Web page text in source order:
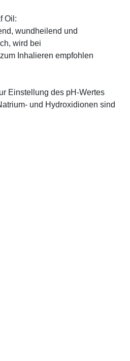
Oil:
wundheilend und
wird bei
Inhalieren empfohlen
Einstellung des pH-Wertes
und Hydroxidionen sind